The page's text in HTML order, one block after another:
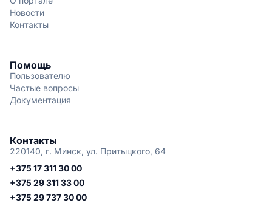
Новости
Контакты
Помощь
Пользователю
Частые вопросы
Документация
Контакты
220140, г. Минск, ул. Притыцкого, 64
+375 17 311 30 00
+375 29 311 33 00
+375 29 737 30 00